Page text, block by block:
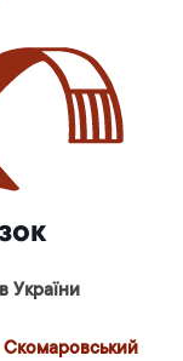
України
Скомаровський